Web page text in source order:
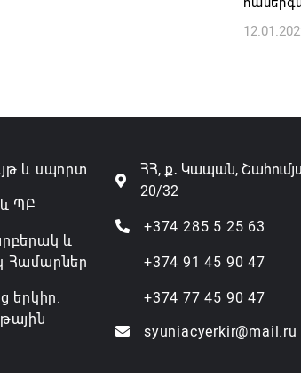
և սպորտ
ՊԲ
և
Համարներ
երկիր.
ՀՀ, ք․ Կապան,
20/32
+374 285 5 25 63
+374 91 45 90 47
+374 77 45 90 47
syuniacyerkir@mail.ru